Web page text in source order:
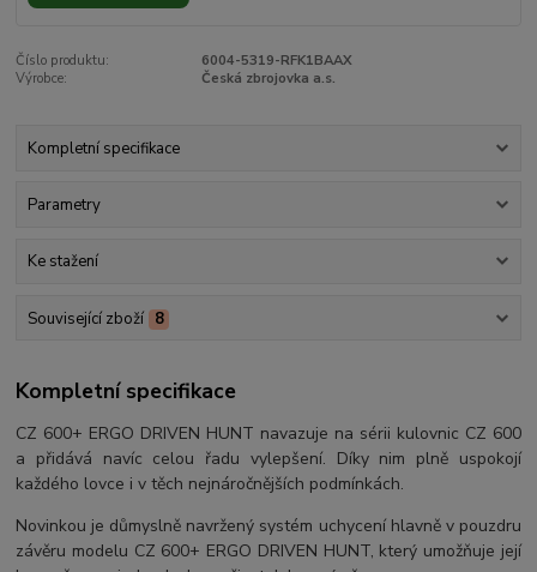
Číslo produktu:
6004-5319-RFK1BAAX
Výrobce:
Česká zbrojovka a.s.
Kompletní specifikace
Parametry
Ke stažení
Související zboží 8
Kompletní specifikace
CZ 600+ ERGO DRIVEN HUNT navazuje na sérii kulovnic CZ 600
a přidává navíc celou řadu vylepšení. Díky nim plně uspokojí
každého lovce i v těch nejnáročnějších podmínkách.
Novinkou je důmyslně navržený systém uchycení hlavně v pouzdru
závěru modelu CZ 600+ ERGO DRIVEN HUNT, který umožňuje její